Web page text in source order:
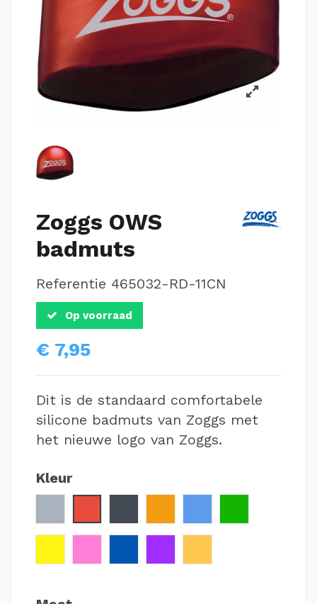
Zoggs OWS
badmuts
Referentie 465032-RD-11CN
Op voorraad
€ 7,95
Dit is de standaard comfortabele
silicone badmuts van Zoggs met
het nieuwe logo van Zoggs.
Kleur